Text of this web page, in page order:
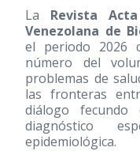
La Revista
Venezolana de
el periodo 2026
número del
problemas de
las fronteras
diálogo
diagnóstico
epidemiológica.